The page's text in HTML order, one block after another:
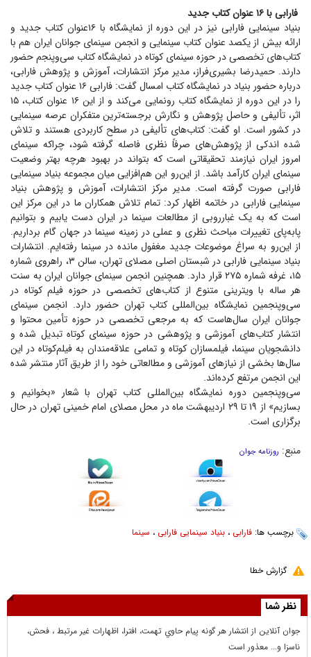
فارابی با ۱۶ عنوان کتاب جدید
بنیاد سینمایی فارابی نیز در این دوره از نمایشگاه با ۱۶عنوان کتاب جدید و
ارائه بیش از یکصد عنوان کتاب سینمایی و انجمن سینمای جوانان ایران هم با
کتاب‌های تخصصی در حوزه سینمای کوتاه در نمایشگاه کتاب سی‌و‌پنجم حضور
دارند. حمیدرضا بشیری‌فراز، مدیر مرکز انتشارات، آموزش و پژوهش فارابی،
درباره حضور بنیاد در نمایشگاه کتاب امسال گفت: فارابی ۱۶ عنوان کتاب جدید
را در این دوره از نمایشگاه کتاب رونمایی می‌کند و از این ۱۶ عنوان کتاب، ۱۵
اثر، تألیفی و حاصل پژوهش و نگارش برجسته‌ترین متفکران عرصه سینمایی
در کشور است. او گفت: کتاب‌های تألیفی در سطح کاربردی هستند و تلاش
شده اندکی از پژوهش‌های صرفاً نظری فاصله گرفته شود، چراکه سینمای
امروز ایران نیازمند تحقیقاتی است که بتواند در بهبود هرچه بهتر وضعیت
سینمای ایران کارآمد باشد. از این‌رو این هم‌افزایی میان مجموعه بنیاد سینمایی
فارابی صورت گرفته است. مدیر مرکز انتشارات، آموزش و پژوهش بنیاد
سینمایی فارابی در خاتمه اظهار کرد: تمام تلاش همکاران ما در این مرکز این
است که به یک غبارروبی از مطالعات سینما در ایران دست یابیم و بتوانیم
پابه‌پای تغییرات مباحث نظری و عملی در زمینه سینما در جهان گام برداریم.
از این‌رو به سراغ موضوعات جدید مغفول مانده در سینما رفته‌ایم. انتشارات
بنیاد سینمایی فارابی در شبستان اصلی مصلای تهران، سالن ۳، راهروی شماره
۱۵، غرفه شماره ۲۷۵ قرار دارد. همچنین انجمن سینمای جوانان ایران به سنت
هر ساله با ویترینی متنوع از کتاب‌های تخصصی در حوزه فیلم کوتاه در
سی‌وپنجمین نمایشگاه بین‌المللی کتاب تهران حضور دارد. انجمن سینمای
جوانان ایران سال‌هاست که به مرجعی تخصصی در حوزه تأمین محتوا و
انتشار کتاب‌های آموزشی و پژوهشی در حوزه سینمای کوتاه تبدیل شده و
دانشجویان سینما، فیلمسازان کوتاه و تمامی علاقه‌مندان به فیلم‌کوتاه در این
سال‌ها بخشی از نیاز‌های آموزشی و مطالعاتی خود را از طریق آثار منتشر شده
این انجمن مرتفع کرده‌اند.
سی‌وپنجمین دوره نمایشگاه بین‌المللی کتاب تهران با شعار «بخوانیم و
بسازیم» از ۱۹ تا ۲۹ اردیبهشت ماه در محل مصلای امام خمینی تهران در حال
برگزاری است.
منبع: روزنامه جوان
برچسب ها: فارابی ، بنیاد سینمایی فارابی ، سینما
گزارش خطا
نظر شما
جوان آنلاين از انتشار هر گونه پيام حاوي تهمت، افترا، اظهارات غير مرتبط ، فحش،
ناسزا و... معذور است